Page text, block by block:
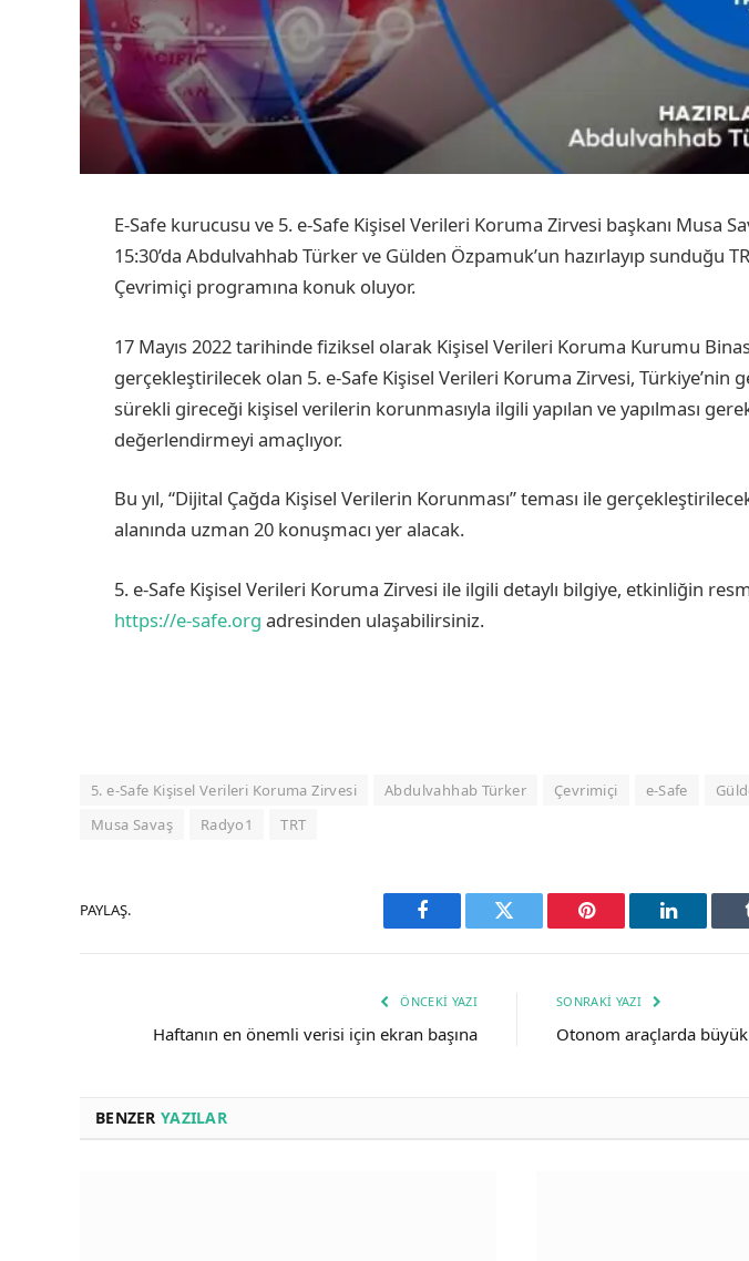
E-Safe kurucusu ve 5. e-Safe Kişisel Verileri Koruma Zirvesi başkanı Musa
15:30’da Abdulvahhab Türker ve Gülden Özpamuk’un hazırlayıp sunduğu
Çevrimiçi programına konuk oluyor.
17 Mayıs 2022 tarihinde fiziksel olarak Kişisel Verileri Koruma Kurumu
gerçekleştirilecek olan 5. e-Safe Kişisel Verileri Koruma Zirvesi, Türkiye’nin
sürekli gireceği kişisel verilerin korunmasıyla ilgili yapılan ve yapılması
değerlendirmeyi amaçlıyor.
Bu yıl, “Dijital Çağda Kişisel Verilerin Korunması” teması ile
alanında uzman 20 konuşmacı yer alacak.
5. e-Safe Kişisel Verileri Koruma Zirvesi ile ilgili detaylı bilgiye, etkinliğin
https://e-safe.org adresinden ulaşabilirsiniz.
5. e-Safe Kişisel Verileri Koruma Zirvesi Abdulvahhab Türker Çevrimiçi e-Safe
Musa Savaş
Radyo1 TRT
PAYLAŞ.
Facebook Twitter Pinterest LinkedIn
ÖNCEKI YAZI
Haftanın en önemli verisi için ekran başına
SONRAKI YAZI
Otonom araçlarda
BENZER YAZILAR